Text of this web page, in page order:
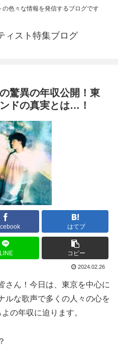
色々な情報を発信するブログです
ィスト特集ブログ
驚異の年収公開！東
ドの真実とは…！
はてブ
LINE コピー
2024.02.26
さん！今日は、東京を中心に
ルな歌声で多くの人々の心を
の年収に迫ります。